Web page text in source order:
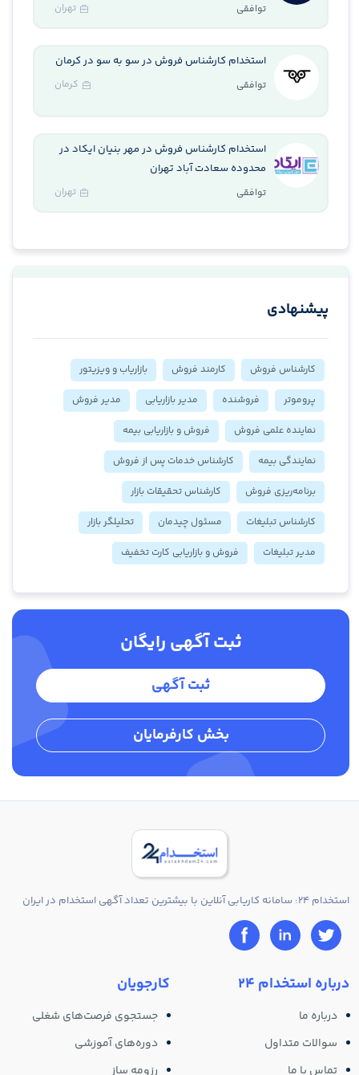
توافقی تهران
استخدام کارشناس فروش در سو به سو در کرمان
توافقی کرمان
استخدام کارشناس فروش در مهر بنیان ایکاد در
محدوده سعادت آباد تهران
توافقی تهران
پیشنهادی
کارشناس فروش کارمند فروش
بازاریاب و ویزیتور
پروموتر
فروشنده مدیر بازاریابی
مدیر فروش
نماینده علمی فروش
فروش و بازاریابی بیمه
نمایندگی بیمه
کارشناس خدمات پس از فروش
برنامه‌ریزی فروش
کارشناس تحقیقات بازار
کارشناس تبلیغات
مسئول چیدمان
تحلیلگر بازار
مدیر تبلیغات
فروش و بازاریابی کارت تخفیف
ثبت آگهی رایگان
ثبت آگهی
بخش کارفرمایان
استخدام 24: سامانه کاریابی آنلاین با بیشترین تعداد آگهی استخدام در ایران
درباره استخدام 24
درباره ما
سوالات متداول
تماس با ما
کارجویان
جستجوی فرصت‌های شغلی
دوره‌های آموزشی
رزومه ساز